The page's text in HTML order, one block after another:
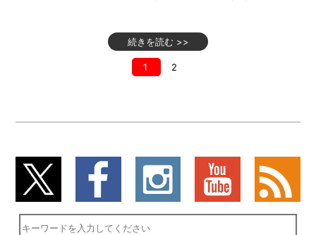
続きを読む >>
1 2